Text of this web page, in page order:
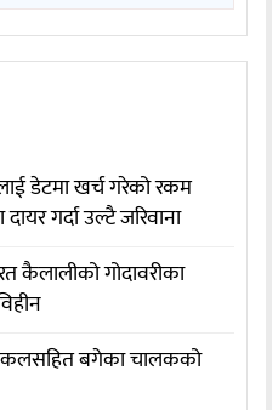
डेटमा खर्च गरेको रकम
गर्दा उल्टै जरिवाना
कैलालीको गोदावरीका
बगेका चालकको